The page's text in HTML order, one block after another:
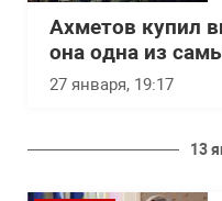
Ахметов купил
она одна из
27 января, 19:17
13